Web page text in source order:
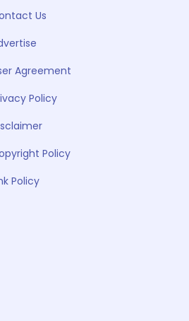
Us
Agreement
Policy
Policy
Policy